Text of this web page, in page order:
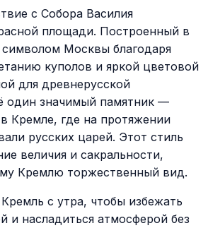
с Собора Василия
площади. Построенный в
символом Москвы благодаря
куполов и яркой цветовой
для древнерусской
один значимый памятник —
Кремле, где на протяжении
русских царей. Этот стиль
величия и сакральности,
Кремлю торжественный вид.
с утра, чтобы избежать
и насладиться атмосферой без